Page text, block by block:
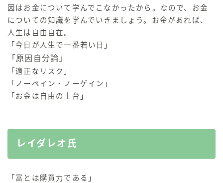
因はお金について学んでこなかったから。なので、お金
についての知識を学んでいきましょう。お金があれば、
人生は自由自在。
「今日が人生で一番若い日」
「原因自分論」
「適正なリスク」
「ノーペイン・ノーゲイン」
「お金は自由の土台」
レイダレオ氏
「富とは購買力である」